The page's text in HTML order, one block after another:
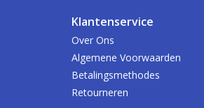
Klantenservice
Over Ons
Algemene Voorwaarden
Betalingsmethodes
Retourneren